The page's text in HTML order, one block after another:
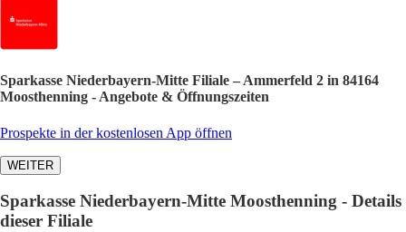
Sparkasse Niederbayern-Mitte Filiale – Ammerfeld 2 in 84164
Moosthenning - Angebote & Öffnungszeiten
Prospekte in der kostenlosen App öffnen
WEITER
Sparkasse Niederbayern-Mitte Moosthenning - Details
dieser Filiale